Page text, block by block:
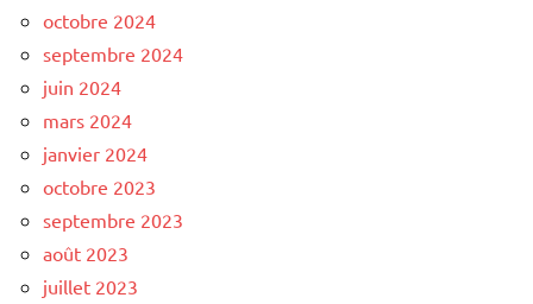
octobre 2024
septembre 2024
juin 2024
mars 2024
janvier 2024
octobre 2023
septembre 2023
août 2023
juillet 2023